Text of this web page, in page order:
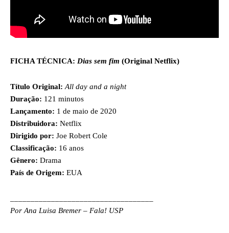
FICHA TÉCNICA: Dias sem fim (Original Netflix)
Título Original: All day and a night
Duração: 121 minutos
Lançamento: 1 de maio de 2020
Distribuidora: Netflix
Dirigido por: Joe Robert Cole
Classificação: 16 anos
Gênero: Drama
País de Origem: EUA
Por Ana Luisa Bremer – Fala! USP